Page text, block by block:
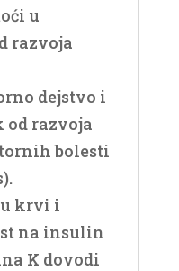
u
razvoja
dejstvo i
razvoja
bolesti
u krvi i
na insulin
K dovodi